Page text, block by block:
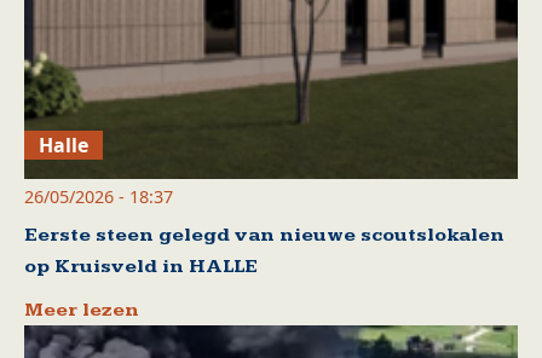
Halle
26/05/2026 - 18:37
Eerste steen gelegd van nieuwe scoutslokalen
op Kruisveld in HALLE
Meer lezen